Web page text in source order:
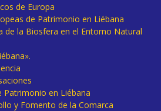
de Europa
de Patrimonio en Liébana
de la Biosfera en el Entorno Natural
Patrimonio en Liébana
y Fomento de la Comarca